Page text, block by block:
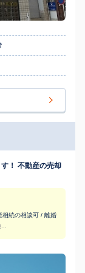
！ 不動産の売却
相続の相談可 / 離婚